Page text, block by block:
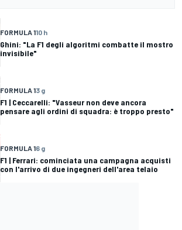
FORMULA 110 h
Ghini: "La F1 degli algoritmi combatte il mostro
invisibile"
FORMULA 13 g
F1 | Ceccarelli: "Vasseur non deve ancora
pensare agli ordini di squadra: è troppo presto"
FORMULA 16 g
F1 | Ferrari: cominciata una campagna acquisti
con l'arrivo di due ingegneri dell'area telaio